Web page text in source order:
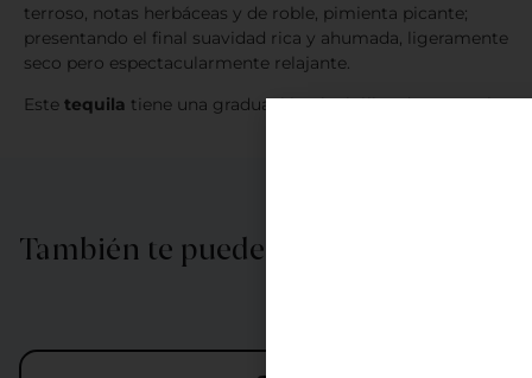
terroso, notas herbáceas y de roble, pimienta picante;
presentando el final suavidad rica y ahumada, ligeramente
seco pero espectacularmente relajante.
Este tequila tiene una graduación alcohólica de 40% Vol.
También te puede interesar…